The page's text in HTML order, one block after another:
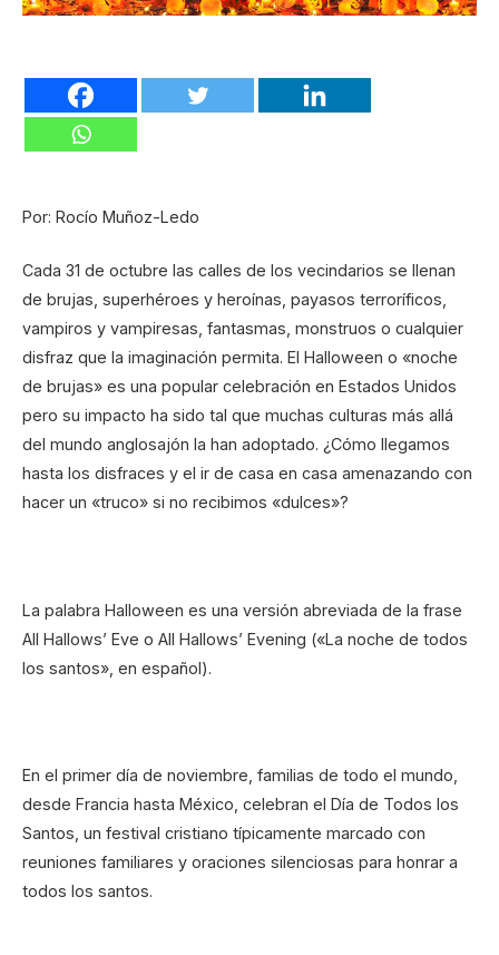
Por: Rocío Muñoz-Ledo
Cada 31 de octubre las calles de los vecindarios se llenan
de brujas, superhéroes y heroínas, payasos terroríficos,
vampiros y vampiresas, fantasmas, monstruos o cualquier
disfraz que la imaginación permita. El Halloween o «noche
de brujas» es una popular celebración en Estados Unidos
pero su impacto ha sido tal que muchas culturas más allá
del mundo anglosajón la han adoptado. ¿Cómo llegamos
hasta los disfraces y el ir de casa en casa amenazando con
hacer un «truco» si no recibimos «dulces»?
La palabra Halloween es una versión abreviada de la frase
All Hallows’ Eve o All Hallows’ Evening («La noche de todos
los santos», en español).
En el primer día de noviembre, familias de todo el mundo,
desde Francia hasta México, celebran el Día de Todos los
Santos, un festival cristiano típicamente marcado con
reuniones familiares y oraciones silenciosas para honrar a
todos los santos.